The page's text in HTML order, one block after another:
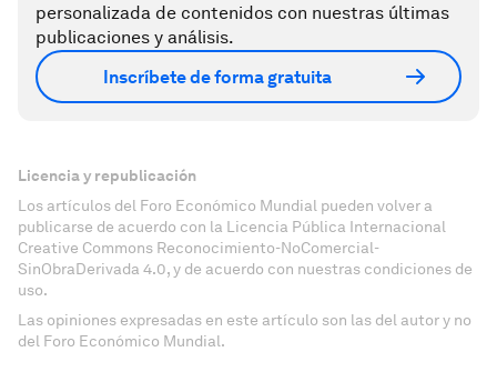
personalizada de contenidos con nuestras últimas
publicaciones y análisis.
Inscríbete de forma gratuita
Licencia y republicación
Los artículos del Foro Económico Mundial pueden volver a
publicarse de acuerdo con la Licencia Pública Internacional
Creative Commons Reconocimiento-NoComercial-
SinObraDerivada 4.0, y de acuerdo con nuestras condiciones de
uso.
Las opiniones expresadas en este artículo son las del autor y no
del Foro Económico Mundial.